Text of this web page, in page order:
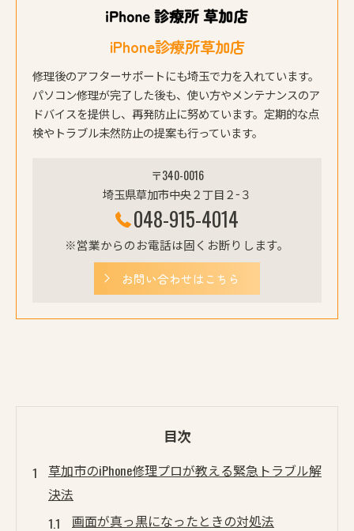
iPhone診療所草加店
修理後のアフターサポートにも埼玉で力を入れています。
パソコン修理が完了した後も、使い方やメンテナンスのア
ドバイスを提供し、再発防止に努めています。定期的な点
検やトラブル未然防止の提案も行っています。
〒340-0016
埼玉県草加市中央２丁目２−３
048-915-4014
※営業からのお電話は固くお断りします。
お問い合わせはこちら
目次
草加市のiPhone修理プロが教える緊急トラブル解
決法
画面が真っ黒になったときの対処法